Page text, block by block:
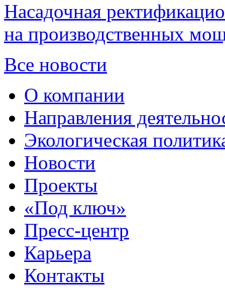
Насадочная
на производственных
Все новости
О компании
Направления
Экологическая
Новости
Проекты
«Под ключ»
Пресс-центр
Карьера
Контакты